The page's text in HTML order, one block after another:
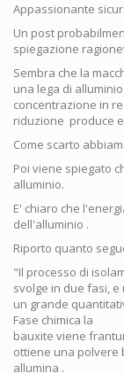
Appassionante
Un post
spiegazione
Sembra che la
una lega di
concentrazione in
riduzione produce
Come scarto
Poi viene spiegato
alluminio.
E' chiaro che
dell'alluminio .
Riporto quanto
"Il processo di
svolge in due fasi, e
un grande
Fase chimica la
bauxite viene
ottiene una polvere
allumina .